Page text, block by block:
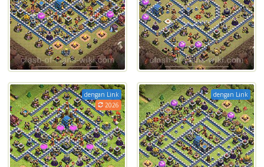
dengan Link
2026
dengan Link